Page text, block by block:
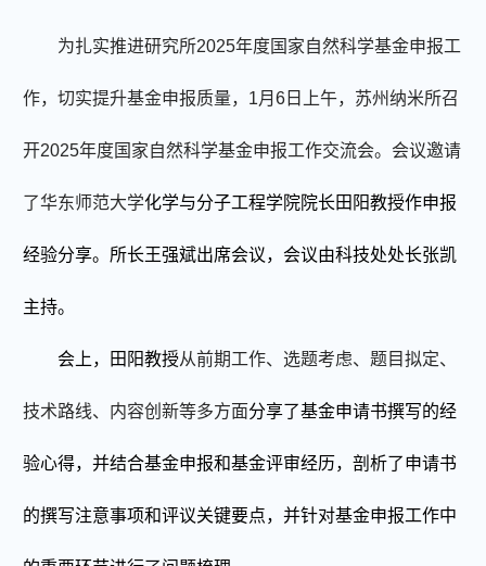
为扎实推进研究所2025年度国家自然科学基金申报工
作，切实提升基金申报质量， 1月 6 日上午，苏州纳米所召
开2025年度国家自然科学基金申报工作交流会。 会议邀请
了华东师范大学化学与分子工程学院院长田阳教授作申报
经验分享。所长王强斌出席会议，会议由科技处处长张凯
主持。
会上，田阳教授从前期工作、选题考虑、题目拟定、
技术路线、内容创新等多方面分享了基金申请书撰写的经
验心得，并结合基金申报和基金评审经历，剖析了申请书
的撰写注意事项和评议关键要点， 并针对基金申报工作中